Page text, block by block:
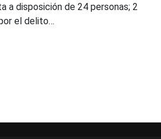
a disposición de 24 personas; 2
el delito…
entradas